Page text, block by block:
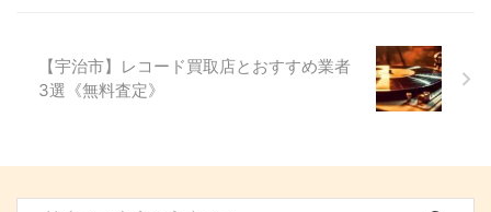
【宇治市】レコード買取店とおすすめ業者
3選《無料査定》